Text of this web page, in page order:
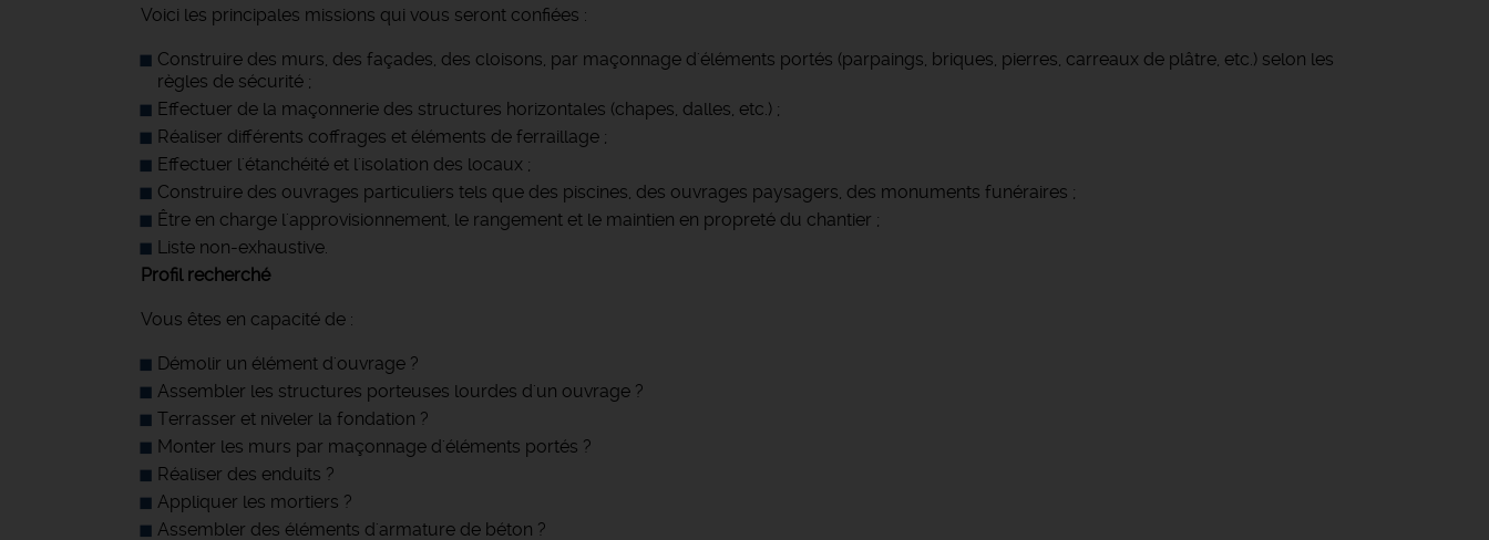
Voici les principales missions qui vous seront confiées :
Construire des murs, des façades, des cloisons, par maçonnage d'éléments portés (parpaings, briques, pierres, carreaux de plâtre, etc.) selon les
règles de sécurité ;
Effectuer de la maçonnerie des structures horizontales (chapes, dalles, etc.) ;
Réaliser différents coffrages et éléments de ferraillage ;
Effectuer l'étanchéité et l'isolation des locaux ;
Construire des ouvrages particuliers tels que des piscines, des ouvrages paysagers, des monuments funéraires ;
Être en charge l'approvisionnement, le rangement et le maintien en propreté du chantier ;
Liste non-exhaustive.
Profil recherché
Vous êtes en capacité de :
Démolir un élément d'ouvrage ?
Assembler les structures porteuses lourdes d'un ouvrage ?
Terrasser et niveler la fondation ?
Monter les murs par maçonnage d'éléments portés ?
Réaliser des enduits ?
Appliquer les mortiers ?
Assembler des éléments d'armature de béton ?